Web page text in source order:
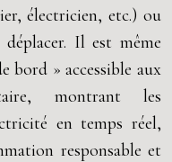
électricien, etc.) ou
Il est même
bord » accessible aux
montrant les
en temps réel,
responsable et